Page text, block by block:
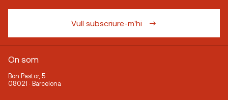
Vull subscriure-m'hi
On som
Bon Pastor, 5
08021 · Barcelona